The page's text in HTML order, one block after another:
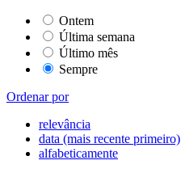
Ontem
Última semana
Último mês
Sempre
Ordenar por
relevância
data (mais recente primeiro)
alfabeticamente